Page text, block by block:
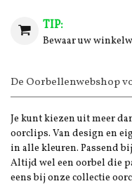
TIP:
Bewaar uw
De Oorbellenwebshop
Je kunt kiezen uit meer
oorclips. Van design en
in alle kleuren. Passend
Altijd wel een oorbel die
eens bij onze collectie